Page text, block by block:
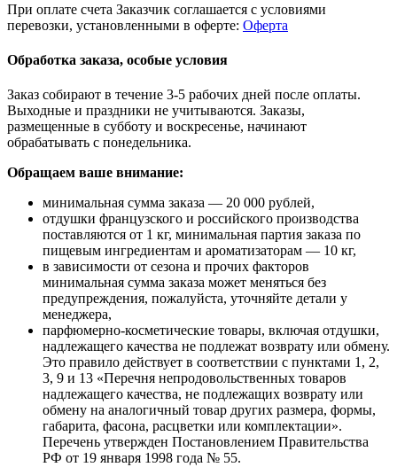
При оплате счета Заказчик соглашается с условиями
перевозки, установленными в оферте: Оферта
Обработка заказа, особые условия
Заказ собирают в течение 3-5 рабочих дней после оплаты.
Выходные и праздники не учитываются. Заказы,
размещенные в субботу и воскресенье, начинают
обрабатывать с понедельника.
Обращаем ваше внимание:
минимальная сумма заказа — 20 000 рублей,
отдушки французского и российского производства
поставляются от 1 кг, минимальная партия заказа по
пищевым ингредиентам и ароматизаторам — 10 кг,
в зависимости от сезона и прочих факторов
минимальная сумма заказа может меняться без
предупреждения, пожалуйста, уточняйте детали у
менеджера,
парфюмерно-косметические товары, включая отдушки,
надлежащего качества не подлежат возврату или обмену.
Это правило действует в соответствии с пунктами 1, 2,
3, 9 и 13 «Перечня непродовольственных товаров
надлежащего качества, не подлежащих возврату или
обмену на аналогичный товар других размера, формы,
габарита, фасона, расцветки или комплектации».
Перечень утвержден Постановлением Правительства
РФ от 19 января 1998 года № 55.